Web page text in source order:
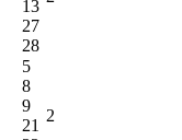
13
27
28
5
8
9
21
2